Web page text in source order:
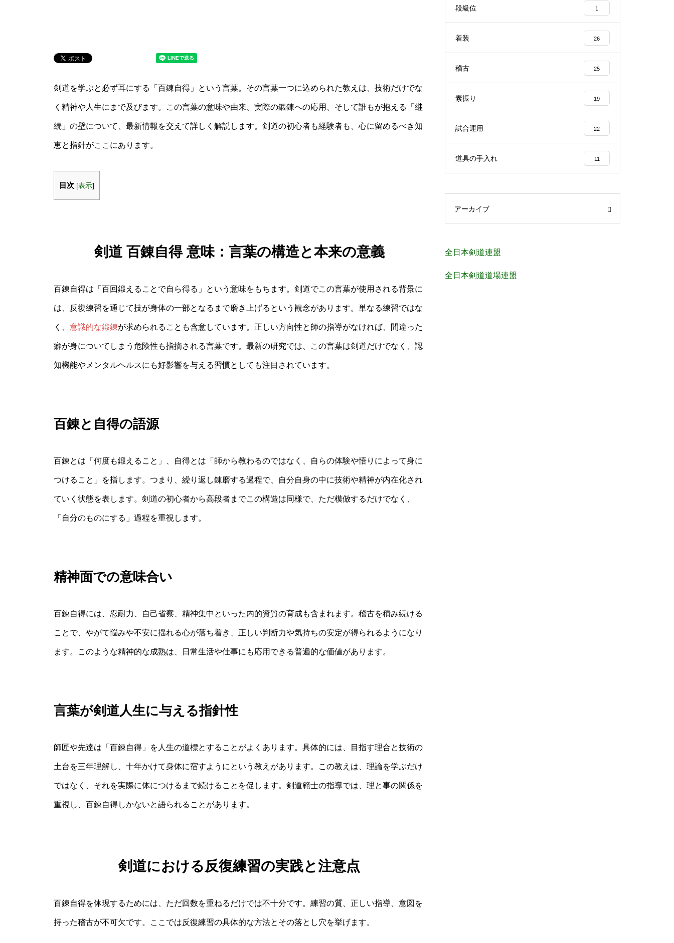
剣道を学ぶと必ず耳にする「百錬自得」という言葉。その言葉一つに込められた教えは、技術だけでな
く精神や人生にまで及びます。この言葉の意味や由来、実際の鍛錬への応用、そして誰もが抱える「継
続」の壁について、最新情報を交えて詳しく解説します。剣道の初心者も経験者も、心に留めるべき知
恵と指針がここにあります。
目次 [表示]
剣道 百錬自得 意味：言葉の構造と本来の意義
百錬自得は「百回鍛えることで自ら得る」という意味をもちます。剣道でこの言葉が使用される背景に
は、反復練習を通じて技が身体の一部となるまで磨き上げるという観念があります。単なる練習ではな
く、 意識的な鍛錬が求められることも含意しています。正しい方向性と師の指導がなければ、間違った
癖が身についてしまう危険性も指摘される言葉です。最新の研究では、この言葉は剣道だけでなく、認
知機能やメンタルヘルスにも好影響を与える習慣としても注目されています。
百錬と自得の語源
百錬とは「何度も鍛えること」、自得とは「師から教わるのではなく、自らの体験や悟りによって身に
つけること」を指します。つまり、繰り返し錬磨する過程で、自分自身の中に技術や精神が内在化され
ていく状態を表します。剣道の初心者から高段者までこの構造は同様で、ただ模倣するだけでなく、
「自分のものにする」過程を重視します。
精神面での意味合い
百錬自得には、忍耐力、自己省察、精神集中といった内的資質の育成も含まれます。稽古を積み続ける
ことで、やがて悩みや不安に揺れる心が落ち着き、正しい判断力や気持ちの安定が得られるようになり
ます。このような精神的な成熟は、日常生活や仕事にも応用できる普遍的な価値があります。
言葉が剣道人生に与える指針性
師匠や先達は「百錬自得」を人生の道標とすることがよくあります。具体的には、目指す理合と技術の
土台を三年理解し、十年かけて身体に宿すようにという教えがあります。この教えは、理論を学ぶだけ
ではなく、それを実際に体につけるまで続けることを促します。剣道範士の指導では、理と事の関係を
重視し、百錬自得しかないと語られることがあります。
剣道における反復練習の実践と注意点
百錬自得を体現するためには、ただ回数を重ねるだけでは不十分です。練習の質、正しい指導、意図を
持った稽古が不可欠です。ここでは反復練習の具体的な方法とその落とし穴を挙げます。
段級位 1
着装 26
稽古 25
素振り 19
試合運用 22
道具の手入れ 11
アーカイブ
全日本剣道連盟
全日本剣道道場連盟